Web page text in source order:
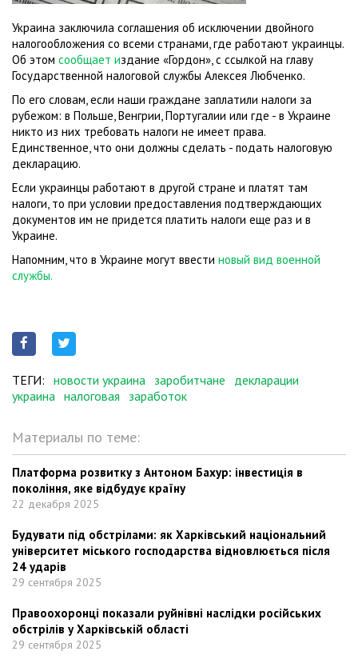
Украина заключила соглашения об исключении двойного
налогообложения со всеми странами, где работают украинцы.
Об этом сообщает издание «Гордон», с ссылкой на главу
Государственной налоговой службы Алексея Любченко.
По его словам, если наши граждане заплатили налоги за
рубежом: в Польше, Венгрии, Португалии или где - в Украине
никто из них требовать налоги не имеет права.
Единственное, что они должны сделать - подать налоговую
декларацию.
Если украинцы работают в другой стране и платят там
налоги, то при условии предоставления подтверждающих
документов им не придется платить налоги еще раз и в
Украине.
Напомним, что в Украине могут ввести новый вид военной
службы.
ТЕГИ: новости украина заробитчане
декларации
украина налоговая заработок
Материалы по теме:
Платформа розвитку з Антоном Бахур: інвестиція в
покоління, яке відбудує країну
22 декабря 2025
Будувати під обстрілами: як Харківський національний
університет міського господарства відновлюється після
24 ударів
29 сентября 2025
Правоохоронці показали руйнівні наслідки російських
обстрілів у Харківській області
29 сентября 2025